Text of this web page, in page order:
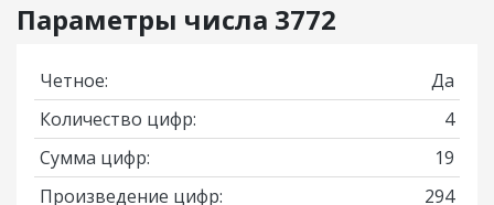
Параметры числа 3772
Четное:
Да
Количество цифр:
4
Сумма цифр:
19
Произведение цифр:
294